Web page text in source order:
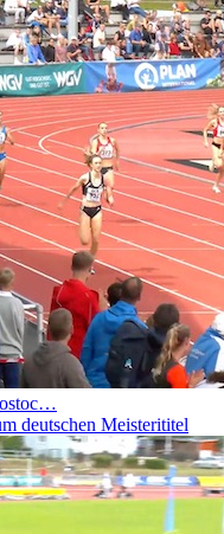
deutschen Meisterititel